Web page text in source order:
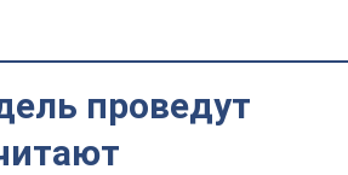
проведут